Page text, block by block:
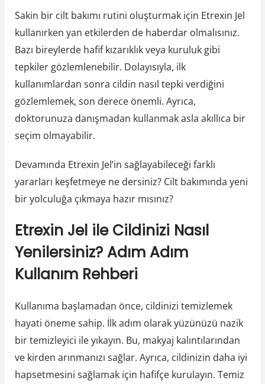
Sakin bir cilt bakımı rutini oluşturmak için Etrexin Jel
kullanırken yan etkilerden de haberdar olmalısınız.
Bazı bireylerde hafif kızarıklık veya kuruluk gibi
tepkiler gözlemlenebilir. Dolayısıyla, ilk
kullanımlardan sonra cildin nasıl tepki verdiğini
gözlemlemek, son derece önemli. Ayrıca,
doktorunuza danışmadan kullanmak asla akıllıca bir
seçim olmayabilir.
Devamında Etrexin Jel’in sağlayabileceği farklı
yararları keşfetmeye ne dersiniz? Cilt bakımında yeni
bir yolculuğa çıkmaya hazır mısınız?
Etrexin Jel ile Cildinizi Nasıl
Yenilersiniz? Adım Adım
Kullanım Rehberi
Kullanıma başlamadan önce, cildinizi temizlemek
hayati öneme sahip. İlk adım olarak yüzünüzü nazik
bir temizleyici ile yıkayın. Bu, makyaj kalıntılarından
ve kirden arınmanızı sağlar. Ayrıca, cildinizin daha iyi
hapsetmesini sağlamak için hafifçe kurulayın. Temiz